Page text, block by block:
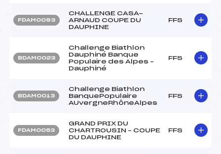
FDAM0093
CHALLENGE CASA-
ARNAUD COUPE DU
DAUPHINE
FFS
BDAM0023
Challenge Biathlon
Dauphiné Banque
Populaire des Alpes –
Dauphiné
FFS
BDAM0013
Challenge Biathlon
BanquePopulaire
AUvergneRhôneAlpes
FFS
FDAM0053
GRAND PRIX DU
CHARTROUSIN – COUPE
DU DAUPHINE
FFS